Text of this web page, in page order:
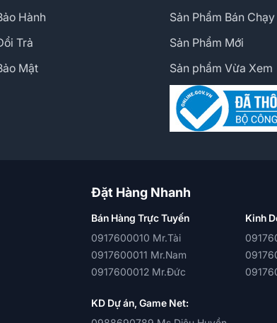
Hành
Trả
Mật
Sản Phẩm Bán Chạy
Sản Phẩm Mới
Sản phẩm Vừa Xem
Đặt Hàng Nhanh
Bán Hàng Trực Tuyến
0917600010 Mr.Tài
0917600011 Mr.Nam
0917600012 Mr.Đức
Kinh
KD Dự án, Game Net: